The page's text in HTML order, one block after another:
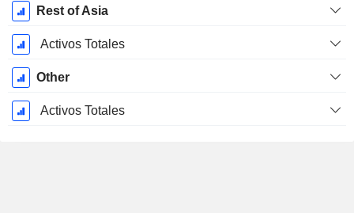
Rest of Asia
Activos Totales
Other
Activos Totales